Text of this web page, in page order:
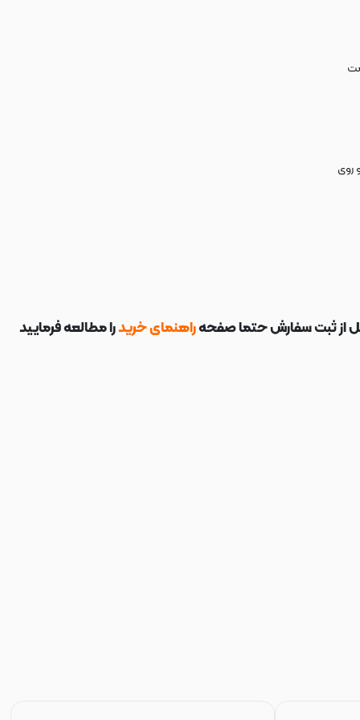
روی
از ثبت سفارش حتما صفحهراهنمای خریدرا مطالعه فرمایید